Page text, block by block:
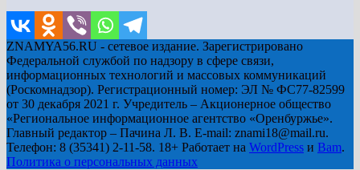
ZNAMYA56.RU - сетевое издание. Зарегистрировано
Федеральной службой по надзору в сфере связи,
информационных технологий и массовых коммуникаций
(Роскомнадзор). Регистрационный номер: ЭЛ № ФС77-82599
от 30 декабря 2021 г. Учредитель – Акционерное общество
«Региональное информационное агентство «Оренбуржье».
Главный редактор – Пачина Л. В. E-mail: znami18@mail.ru.
Телефон: 8 (35341) 2-11-58. 18+ Работает на WordPress и Bam.
Политика о персональных данных